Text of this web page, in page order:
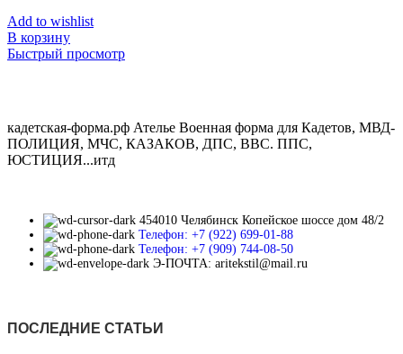
Add to wishlist
В корзину
Быстрый просмотр
кадетская-форма.рф Ателье Военная форма для Кадетов, МВД-
ПОЛИЦИЯ, МЧС, КАЗАКОВ, ДПС, ВВС. ППС,
ЮСТИЦИЯ...итд
454010 Челябинск Копейское шоссе дом 48/2
Телефон: +7 (922) 699-01-88
Телефон: +7 (909) 744-08-50
Э-ПОЧТА: aritekstil@mail.ru
ПОСЛЕДНИЕ СТАТЬИ